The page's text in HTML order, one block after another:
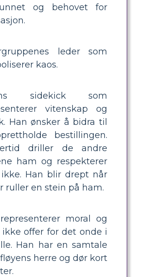
og behovet for
leder som
kaos.
sidekick som
vitenskap og
Han ønsker å bidra til
bestillingen.
driller de andre
ham og respekterer
Han blir drept når
ruller en stein på ham.
moral og
offer for det onde i
Han har en samtale
herre og dør kort